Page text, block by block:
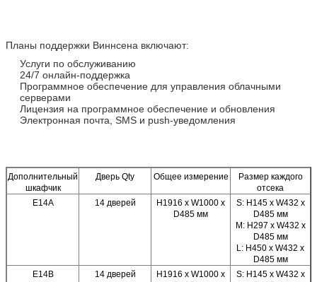
Планы поддержки Виннсена включают:
Услуги по обслуживанию
24/7 онлайн-поддержка
Программное обеспечение для управления облачными
серверами
Лицензия на программное обеспечение и обновления
Электронная почта, SMS и push-уведомления
Дополнительный
шкафчик
Дверь Qty Общее измерение
Размер каждого
отсека
E14A
14 дверей
H1916 x W1000 x
D485 мм
S: H145 x W432 x
D485 мм
M: H297 x W432 x
D485 мм
L: H450 x W432 x
D485 мм
E14B
14 дверей
H1916 x W1000 x
S: H145 x W432 x